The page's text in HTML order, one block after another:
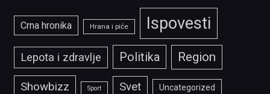
Crna hronika Hrana i piće Ispovesti
Lepota i zdravlje Politika Region
Showbizz Sport Svet Uncategorized